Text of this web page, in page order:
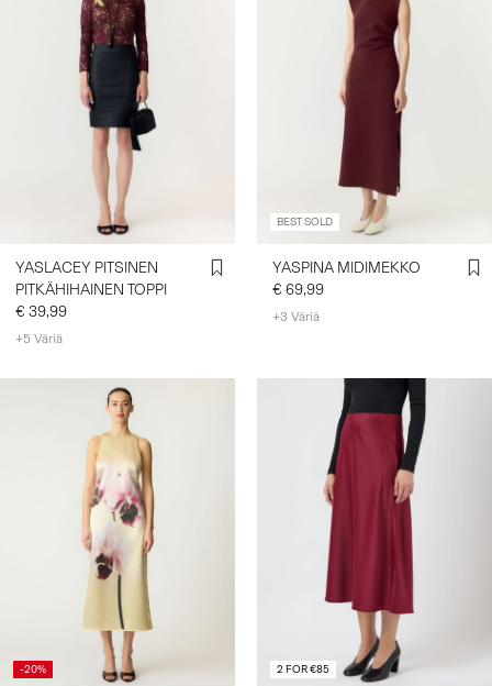
YASLACEY PITSINEN
PITKÄHIHAINEN TOPPI
€ 39,99
+5 Väriä
BEST SOLD
YASPINA MIDIMEKKO
€ 69,99
+3 Väriä
-20% 2 FOR €85